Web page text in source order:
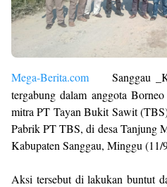
Mega-Berita.com Sanggau
tergabung dalam anggota
mitra PT Tayan Bukit Sawit
Pabrik PT TBS, di desa Tanjung
Kabupaten Sanggau, Minggu (11/
Aksi tersebut di lakukan buntut